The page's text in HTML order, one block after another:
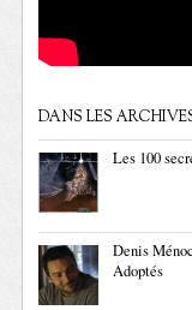
DANS LES
Les 100
Denis
Adoptés